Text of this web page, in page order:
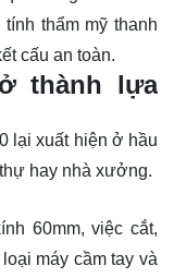
thẩm mỹ thanh
cấu an toàn.
thành lựa
lại xuất hiện ở hầu
hay nhà xưởng.
60mm, việc cắt,
máy cầm tay và